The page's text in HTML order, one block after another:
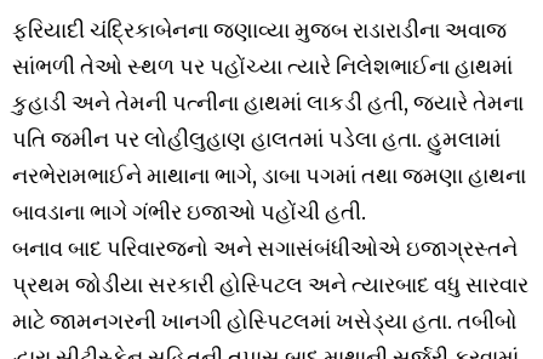
ફરિયાદી ચંદ્રિકાબેનના જણાવ્યા મુજબ રાડારાડીના અવાજ
સાંભળી તેઓ સ્થળ પર પહોંચ્યા ત્યારે નિલેશભાઈના હાથમાં
કુહાડી અને તેમની પત્નીના હાથમાં લાકડી હતી, જ્યારે તેમના
પતિ જમીન પર લોહીલુહાણ હાલતમાં પડેલા હતા. હુમલામાં
નરભેરામભાઈને માથાના ભાગે, ડાબા પગમાં તથા જમણા હાથના
બાવડાના ભાગે ગંભીર ઇજાઓ પહોંચી હતી.
બનાવ બાદ પરિવારજનો અને સગાસંબંધીઓએ ઇજાગ્રસ્તને
પ્રથમ જોડીયા સરકારી હોસ્પિટલ અને ત્યારબાદ વધુ સારવાર
માટે જામનગરની ખાનગી હોસ્પિટલમાં ખસેડ્યા હતા. તબીબો